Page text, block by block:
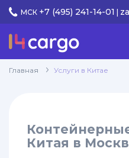
МСК +7 (495) 241-14-01
Главная Услуги в Китае
КАТЕГОРИИ
Услуги
keyboard_arrow_down
грузов
Китая в